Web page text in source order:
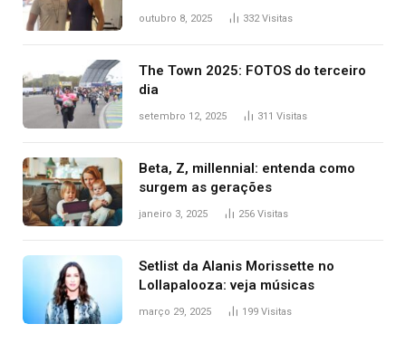
para o TO: ‘Não esperava atingir
outubro 8, 2025 332Visitas
The Town 2025: FOTOS do terceiro
dia
setembro 12, 2025 311 Visitas
Beta, Z, millennial: entenda como
surgem as gerações
janeiro 3, 2025 256 Visitas
Setlist da Alanis Morissette no
Lollapalooza: veja músicas
março 29, 2025 199 Visitas